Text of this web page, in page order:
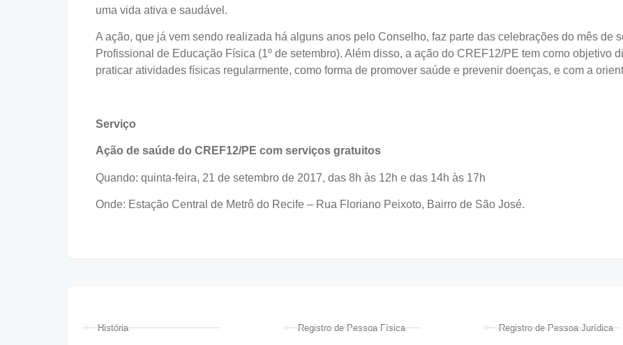
uma vida ativa e saudável.
A ação, que já vem sendo realizada há alguns anos pelo Conselho, faz parte das celebrações do mês de
Profissional de Educação Física (1º de setembro). Além disso, a ação do CREF12/PE tem como objetivo
praticar atividades físicas regularmente, como forma de promover saúde e prevenir doenças, e com a
Serviço
Ação de saúde do CREF12/PE com serviços gratuitos
Quando: quinta-feira, 21 de setembro de 2017, das 8h às 12h e das 14h às 17h
Onde: Estação Central de Metrô do Recife – Rua Floriano Peixoto, Bairro de São José.
História Registro de Pessoa Física Registro de Pessoa Jurídica